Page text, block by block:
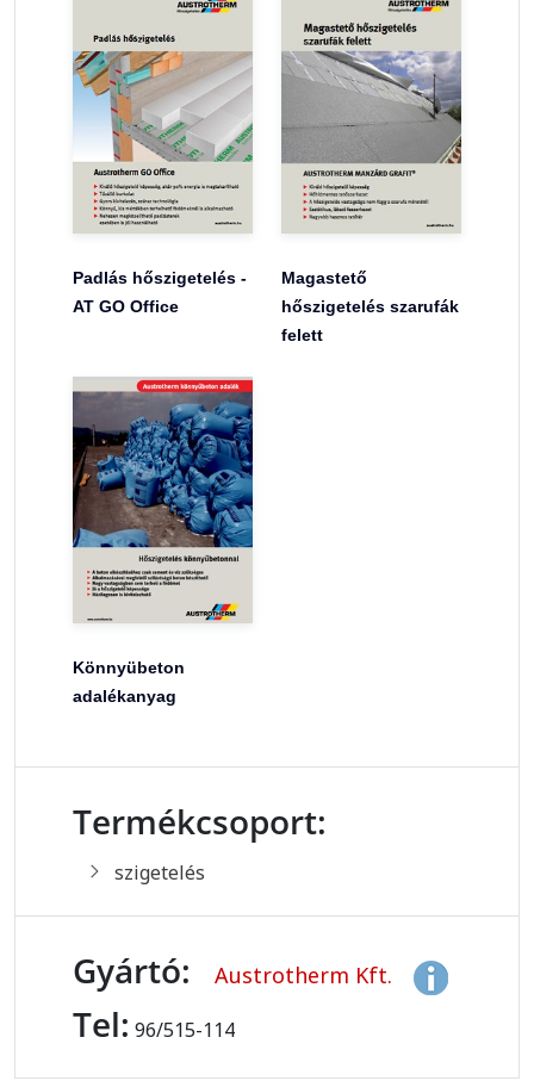
Padlás hőszigetelés -
AT GO Office
Magastető
hőszigetelés szarufák
felett
Könnyübeton
adalékanyag
Termékcsoport:
szigetelés
Gyártó: Austrotherm Kft.
Tel: 96/515-114